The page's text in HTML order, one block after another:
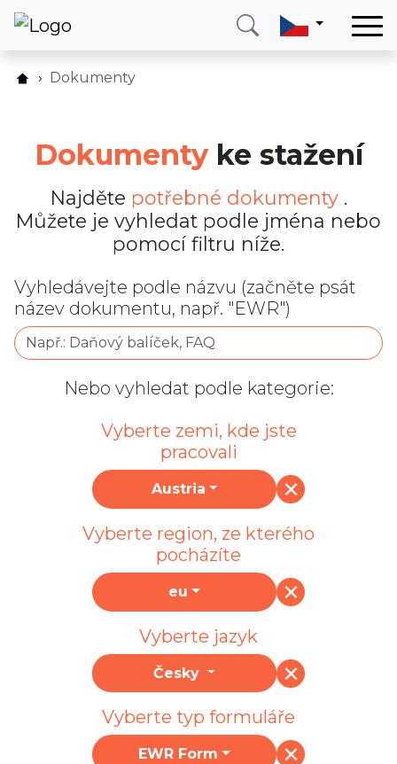
O nás
Kontakt
Zavolejte mi Přihlásit se
Dokumenty ke stažení
Dokumenty
Dokumentyke stažení
Najděte potřebné dokumenty.
Můžete je vyhledat podle jména nebo
pomocí filtru níže.
Vyhledávejte podle názvu (začněte psát
název dokumentu, např. "EWR")
Nebo vyhledat podle kategorie:
Vyberte zemi, kde jste
pracovali
Austria
Vyberte region, ze kterého
pocházíte
eu
Vyberte jazyk
Česky
Vyberte typ formuláře
EWR Form